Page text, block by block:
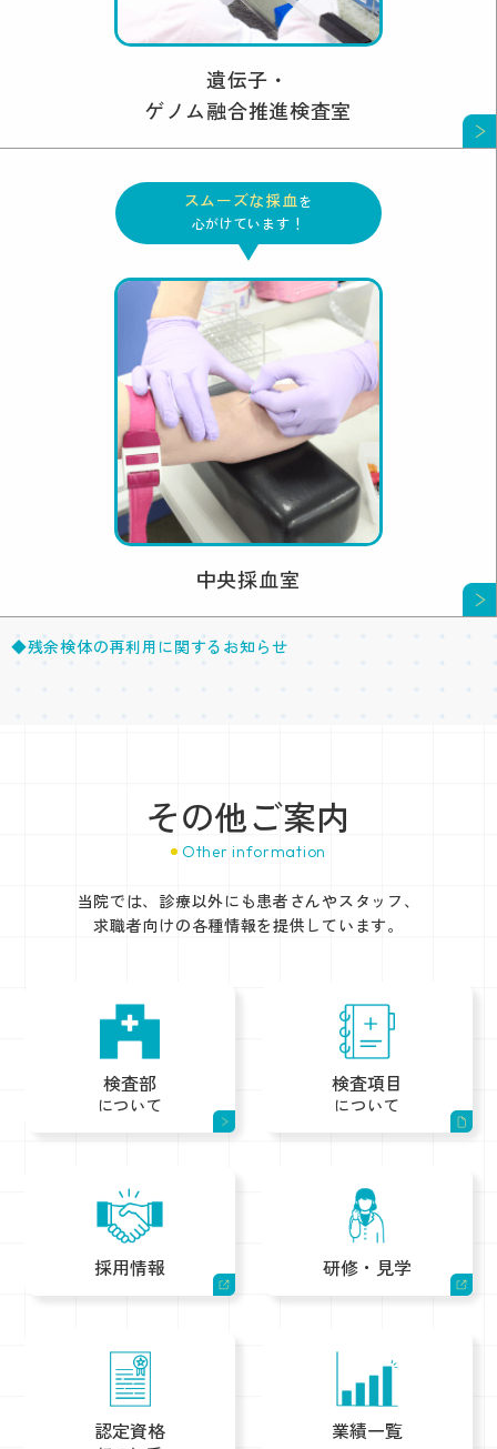
遺伝子・
ゲノム融合推進検査室
スムーズな採血を
心がけています！
中央採血室
◆残余検体の再利用に関するお知らせ
その他ご案内
Other information
当院では、診療以外にも患者さんやスタッフ、
求職者向けの各種情報を提供しています。
検査部
について
検査項目
について
採用情報 研修・見学
認定資格 業績一覧